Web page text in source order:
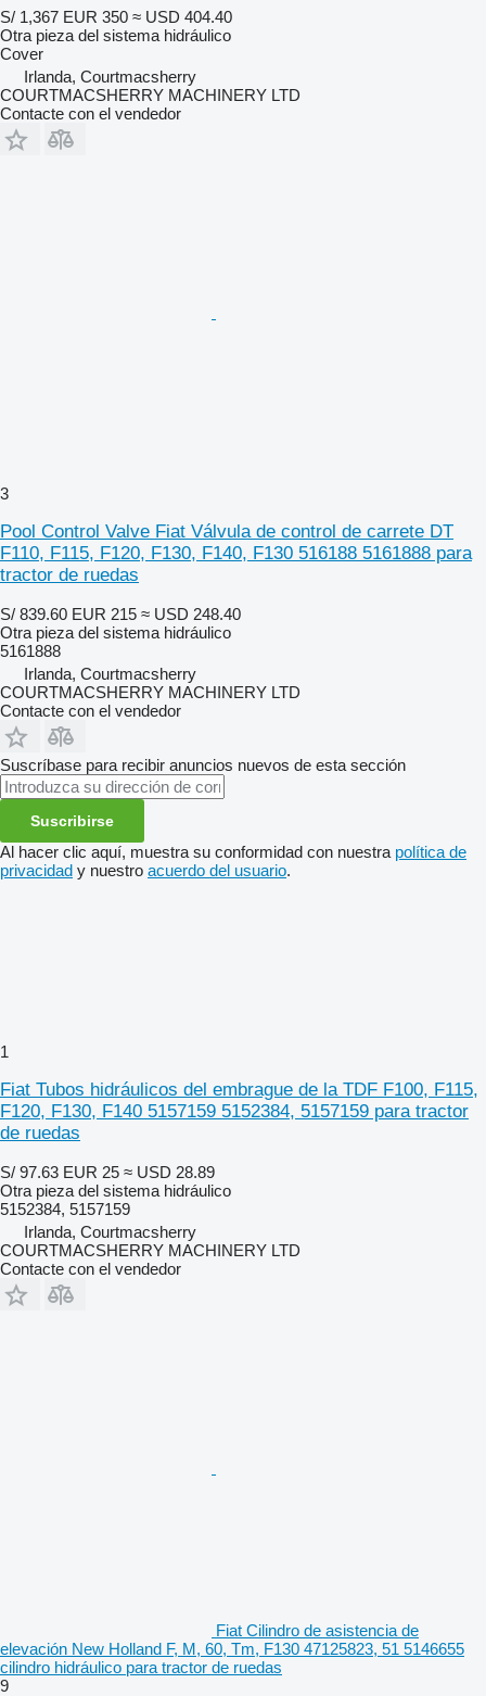
S/ 1,367 EUR 350 ≈ USD 404.40
Otra pieza del sistema hidráulico
Cover
Irlanda, Courtmacsherry
COURTMACSHERRY MACHINERY LTD
Contacte con el vendedor
3
Pool Control Valve Fiat Válvula de control de carrete DT
F110, F115, F120, F130, F140, F130 516188 5161888 para
tractor de ruedas
S/ 839.60 EUR 215 ≈ USD 248.40
Otra pieza del sistema hidráulico
5161888
Irlanda, Courtmacsherry
COURTMACSHERRY MACHINERY LTD
Contacte con el vendedor
Suscríbase para recibir anuncios nuevos de esta sección
Suscribirse
Al hacer clic aquí, muestra su conformidad con nuestra política de
privacidad y nuestro acuerdo del usuario.
1
Fiat Tubos hidráulicos del embrague de la TDF F100, F115,
F120, F130, F140 5157159 5152384, 5157159 para tractor
de ruedas
S/ 97.63 EUR 25 ≈ USD 28.89
Otra pieza del sistema hidráulico
5152384, 5157159
Irlanda, Courtmacsherry
COURTMACSHERRY MACHINERY LTD
Contacte con el vendedor
Fiat Cilindro de asistencia de
elevación New Holland F, M, 60, Tm, F130 47125823, 51 5146655
cilindro hidráulico para tractor de ruedas
9